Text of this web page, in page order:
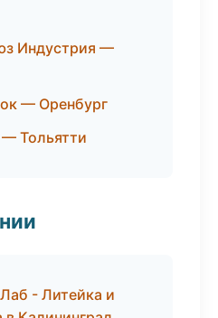
Индустрия —
— Оренбург
Тольятти
- Литейка и